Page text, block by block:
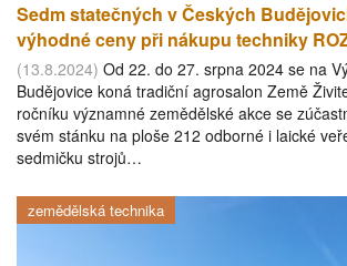
Sedm statečných v Českých
výhodné ceny při nákupu techniky
(13.8.2024) Od 22. do 27. srpna 2024 se na
Budějovice koná tradiční agrosalon Země
ročníku významné zemědělské akce se
svém stánku na ploše 212 odborné i laické
sedmičku strojů…
zemědělská technika